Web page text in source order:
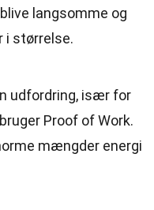
langsomme og
i størrelse.
udfordring, især for
Proof of Work.
mængder energi